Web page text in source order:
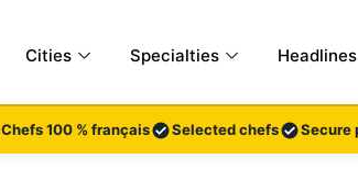
Cities Specialties Headlines
Chefs 100 % français Selected chefs Secure